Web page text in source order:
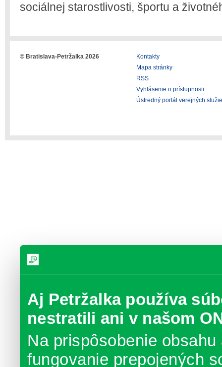
Aj Petržalka používa
nestratili ani v našom
Na prispôsobenie
fungovanie prepojených
sociálnej starostlivosti, športu a
© Bratislava-Petržalka 2026
Kontakty
Mapa stránky
RSS
Vyhlásenie o prístupnosti
Ústredný portál verejných